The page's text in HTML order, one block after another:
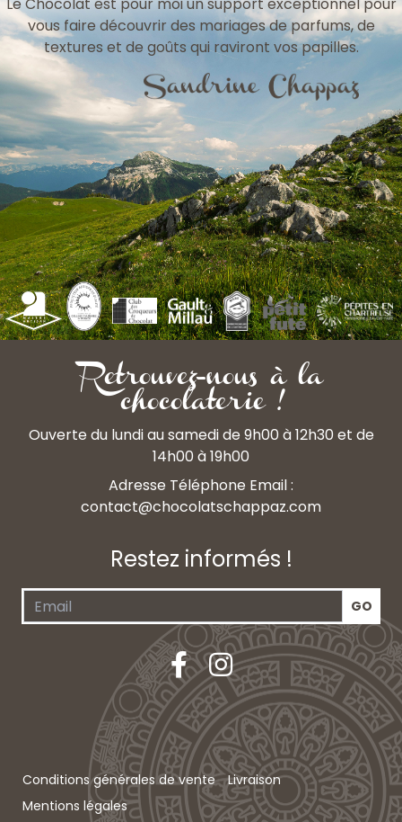
vous faire découvrir des mariages de parfums, de
textures et de goûts qui raviront vos papilles.
Retrouvez-nous à la
chocolaterie !
Ouverte du lundi au samedi de 9h00 à 12h30 et de
14h00 à 19h00
Adresse Téléphone Email :
contact@chocolatschappaz.com
Restez informés !
Conditions générales de vente
Livraison
Mentions légales